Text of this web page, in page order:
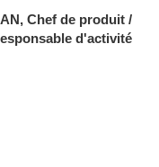
Chef de produit /
d'activité